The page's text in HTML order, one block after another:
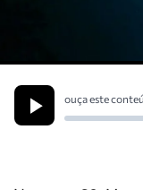
ouça este